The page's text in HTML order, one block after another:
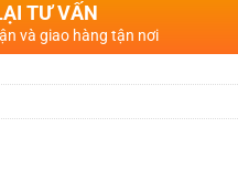
TƯ VẤN
và giao hàng tận nơi